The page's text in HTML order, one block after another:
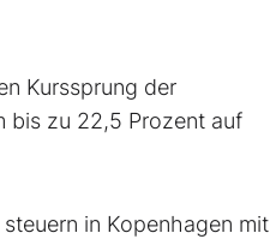
Kurssprung der
bis zu 22,5 Prozent auf
in Kopenhagen mit